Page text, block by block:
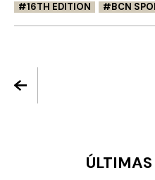
16TH EDITION BCN